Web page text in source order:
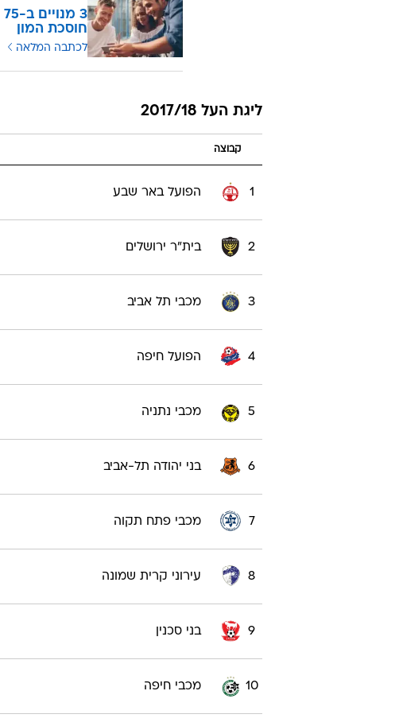
חוסכת המון
לכתבה המלאה
ליגת העל 2017/18
קבוצה
1 הפועל באר שבע
2 בית"ר ירושלים
3 מכבי תל אביב
4 הפועל חיפה
5 מכבי נתניה
6 בני יהודה תל-אביב
7 מכבי פתח תקוה
8 עירוני קרית שמונה
9 בני סכנין
10 מכבי חיפה